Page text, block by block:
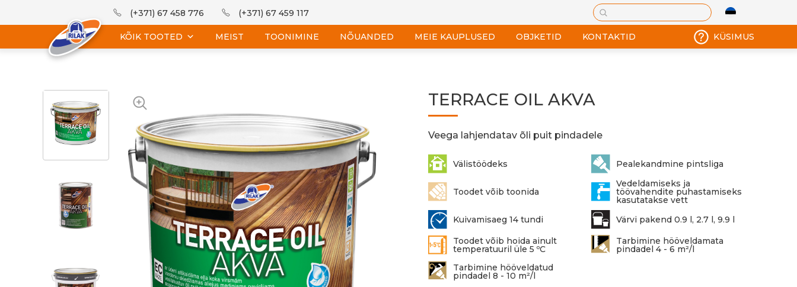
(+371) 67 458 776 (+371) 67 459 117
KÕIK TOOTED MEIST TOONIMINE NÕUANDED MEIE KAUPLUSED OBJKETID KONTAKTID KÜSIMUS
TERRACE OIL AKVA
Veega lahjendatav õli puit pindadele
Välistöödeks Pealekandmine pintsliga
Toodet võib toonida
Vedeldamiseks ja
töövahendite puhastamiseks
kasutatakse vett
Kuivamisaeg 14 tundi
Värvi pakend 0.9 l, 2.7 l, 9.9 l
Toodet võib hoida ainult
temperatuuril üle 5 ºC
Tarbimine hööveldamata
pindadel 4 - 6 m²/l
Tarbimine hööveldatud
pindadel 8 - 10 m²/l